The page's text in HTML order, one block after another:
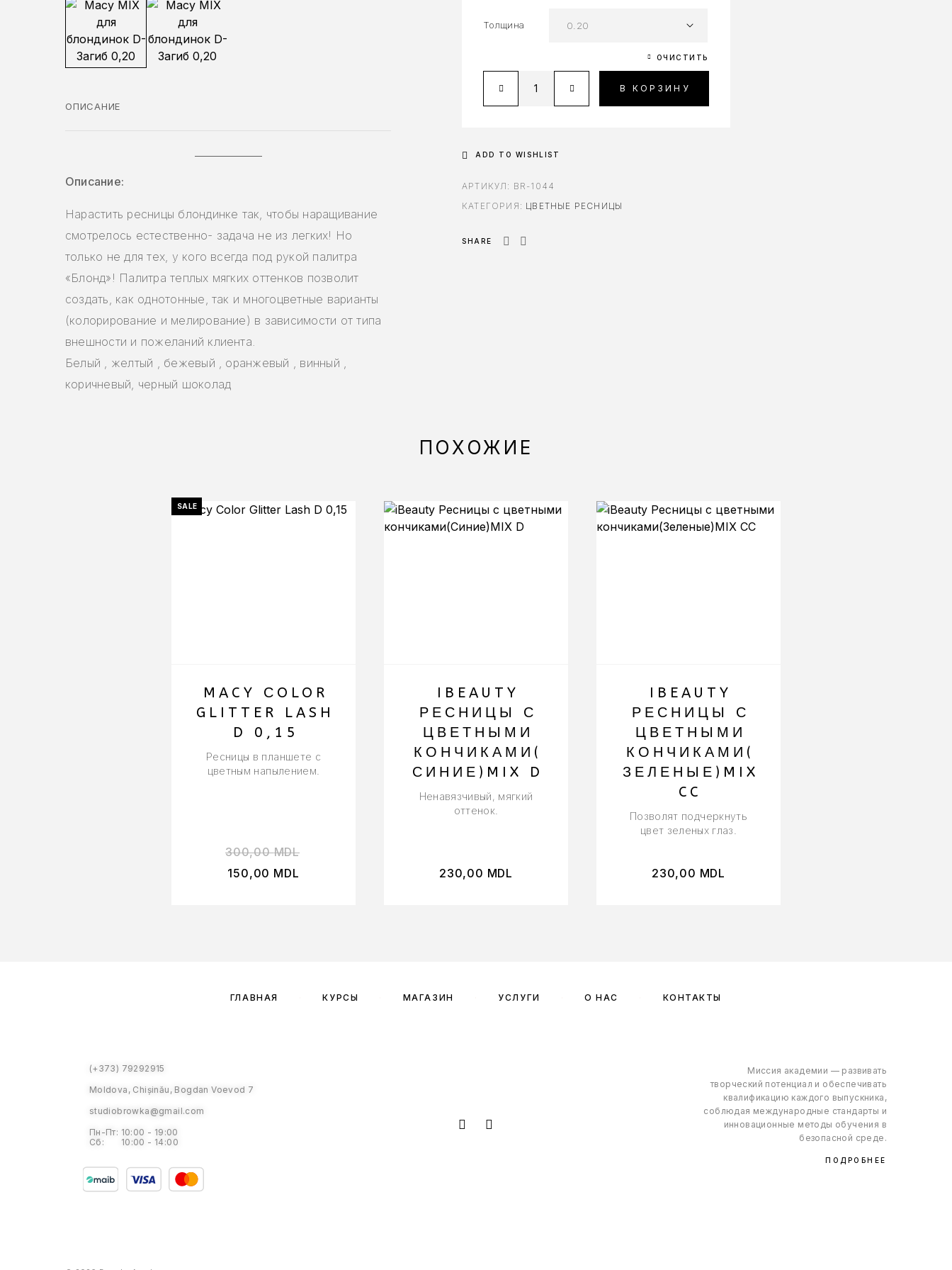
ОПИСАНИЕ
Описание:
Нарастить ресницы блондинке так, чтобы наращивание
смотрелось естественно- задача не из легких! Но
только не для тех, у кого всегда под рукой палитра
«Блонд»! Палитра теплых мягких оттенков позволит
создать, как однотонные, так и многоцветные варианты
(колорирование и мелирование) в зависимости от типа
внешности и пожеланий клиента.
Белый , желтый , бежевый , оранжевый , винный ,
коричневый, черный шоколад
Толщина
ОЧИСТИТЬ
В КОРЗИНУ
ADD TO WISHLIST
АРТИКУЛ: BR-1044
КАТЕГОРИЯ: ЦВЕТНЫЕ РЕСНИЦЫ
SHARE
ПОХОЖИЕ
SALE
MACY СOLOR
GLITTER LASH
D 0,15
Ресницы в планшете с
цветным напылением.
300,00MDL
150,00 MDL
IBEAUTY
РЕСНИЦЫ С
ЦВЕТНЫМИ
КОНЧИКАМИ(
СИНИЕ)MIX D
Ненавязчивый, мягкий
оттенок.
230,00 MDL
IBEAUTY
РЕСНИЦЫ С
ЦВЕТНЫМИ
КОНЧИКАМИ(
ЗЕЛЕНЫЕ)MIX
CC
Позволят подчеркнуть
цвет зеленых глаз.
230,00 MDL
ГЛАВНАЯ КУРСЫ МАГАЗИН УСЛУГИ О НАС КОНТАКТЫ
(+373) 79292915
Moldova, Chișinău, Bogdan Voevod 7
studiobrowka@gmail.com
Пн-Пт: 10:00 - 19:00
Сб: 10:00 - 14:00
Миссия академии — развивать
творческий потенциал и обеспечивать
квалификацию каждого выпускника,
соблюдая международные стандарты и
инновационные методы обучения в
безопасной среде.
ПОДРОБНЕЕ